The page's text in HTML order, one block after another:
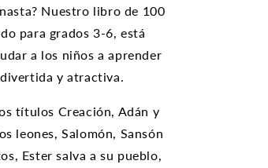
Nuestro libro de 100
para grados 3-6, está
a los niños a aprender
y atractiva.
títulos Creación, Adán y
leones, Salomón, Sansón
Ester salva a su pueblo,